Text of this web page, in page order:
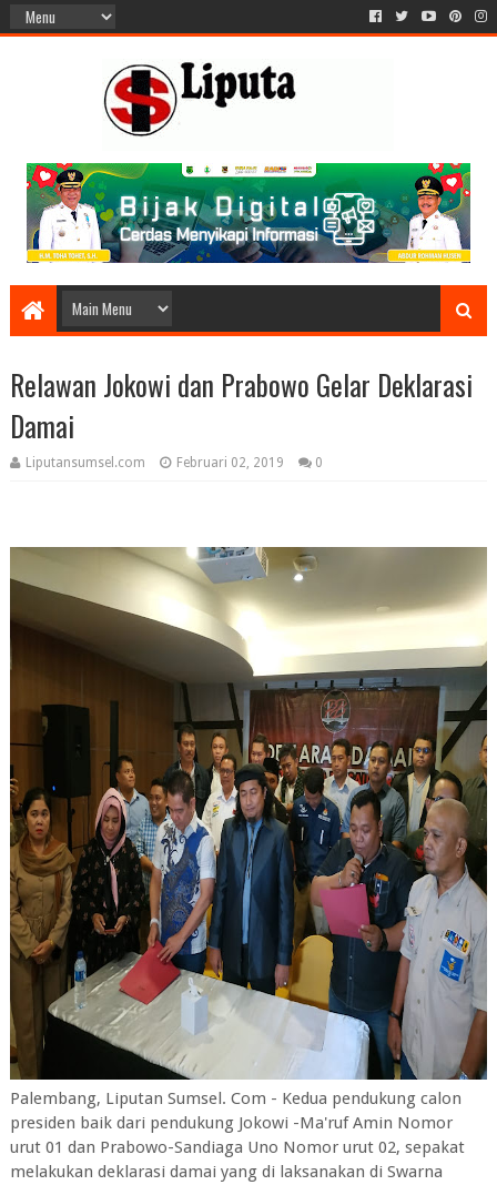
Relawan Jokowi dan Prabowo Gelar Deklarasi
Damai
Liputansumsel.com Februari 02, 2019 0
Palembang, Liputan Sumsel. Com - Kedua pendukung calon
presiden baik dari pendukung Jokowi -Ma'ruf Amin Nomor
urut 01 dan Prabowo-Sandiaga Uno Nomor urut 02, sepakat
melakukan deklarasi damai yang di laksanakan di Swarna